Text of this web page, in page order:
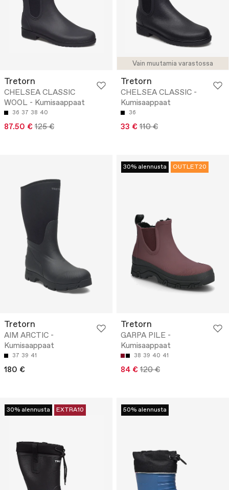
Tretorn
CHELSEA CLASSIC
WOOL - Kumisaappaat
36 37 38 40
87.50 € 125 €
Vain muutamia varastossa
Tretorn
CHELSEA CLASSIC -
Kumisaappaat
36
33 € 110 €
Tretorn
AIM ARCTIC -
Kumisaappaat
37 39 41
180 €
30% alennusta OUTLET20
Tretorn
GARPA PILE -
Kumisaappaat
38 39 40 41
84 € 120 €
30% alennusta EXTRA10 50% alennusta